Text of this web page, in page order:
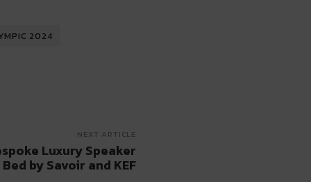
2024
NEXT ARTICLE
Luxury Speaker
Bed by Savoir and KEF